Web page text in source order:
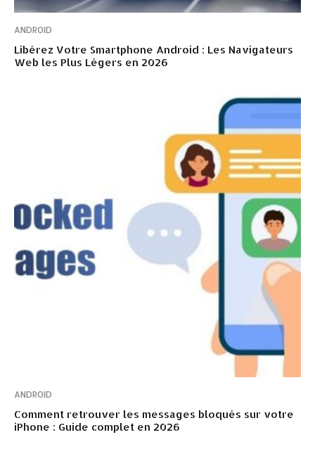
ANDROID
Libérez Votre Smartphone Android : Les Navigateurs
Web les Plus Légers en 2026
ANDROID
Comment retrouver les messages bloqués sur votre
iPhone : Guide complet en 2026